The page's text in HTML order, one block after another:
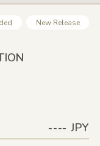
New Release
---- JPY